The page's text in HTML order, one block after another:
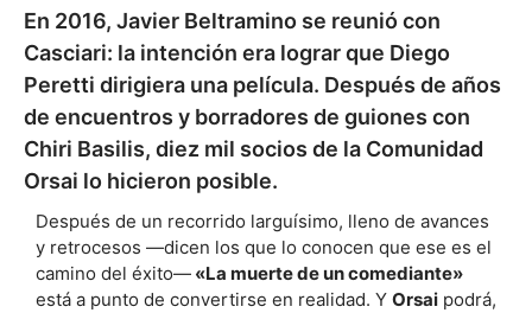
En 2016, Javier Beltramino se reunió con
Casciari: la intención era lograr que Diego
Peretti dirigiera una película. Después de años
de encuentros y borradores de guiones con
Chiri Basilis, diez mil socios de la Comunidad
Orsai lo hicieron posible.
Después de un recorrido larguísimo, lleno de avances
y retrocesos —dicen los que lo conocen que ese es el
camino del éxito— «La muerte de un comediante»
está a punto de convertirse en realidad. Y Orsai podrá,